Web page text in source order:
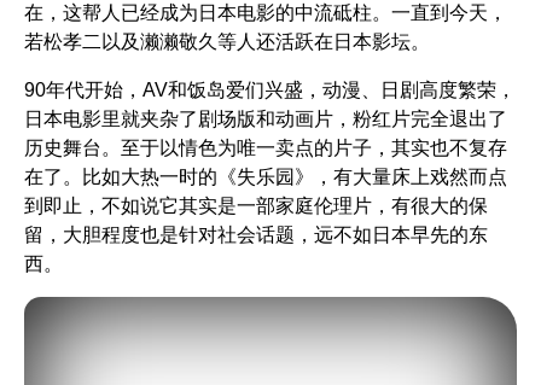
在，这帮人已经成为日本电影的中流砥柱。一直到今天，
若松孝二以及濑濑敬久等人还活跃在日本影坛。
90年代开始，AV和饭岛爱们兴盛，动漫、日剧高度繁荣，
日本电影里就夹杂了剧场版和动画片，粉红片完全退出了
历史舞台。至于以情色为唯一卖点的片子，其实也不复存
在了。比如大热一时的 《失乐园》
，有大量床上戏然而点
到即止，不如说它其实是一部家庭伦理片，有很大的保
留，大胆程度也是针对社会话题，远不如日本早先的东
西。